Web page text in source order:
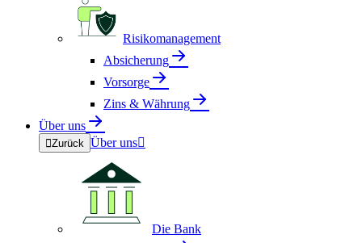
Risikomanagement
Absicherung
Vorsorge
Zins & Währung
Über uns
Zurück Über uns
Die Bank